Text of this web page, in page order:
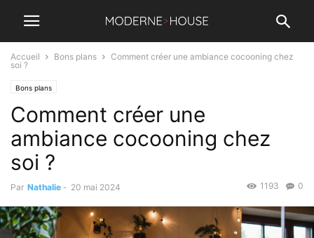
Accueil Bons plans
Comment créer une ambiance cocooning chez
soi ?
Bons plans
Comment créer une
ambiance cocooning chez
soi ?
Par Nathalie - 20 mai 2024 0
1193